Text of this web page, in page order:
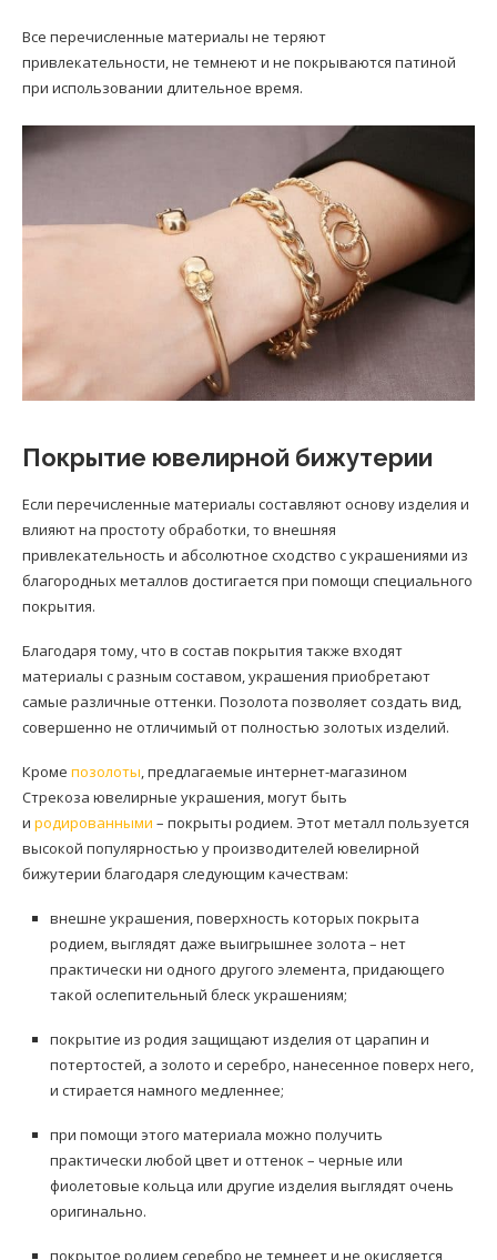
Все перечисленные материалы не теряют
привлекательности, не темнеют и не покрываются патиной
при использовании длительное время.
Покрытие ювелирной бижутерии
Если перечисленные материалы составляют основу изделия и
влияют на простоту обработки, то внешняя
привлекательность и абсолютное сходство с украшениями из
благородных металлов достигается при помощи специального
покрытия.
Благодаря тому, что в состав покрытия также входят
материалы с разным составом, украшения приобретают
самые различные оттенки. Позолота позволяет создать вид,
совершенно не отличимый от полностью золотых изделий.
Кроме позолоты, предлагаемые интернет-магазином
Стрекоза ювелирные украшения, могут быть
и родированными – покрыты родием. Этот металл пользуется
высокой популярностью у производителей ювелирной
бижутерии благодаря следующим качествам:
внешне украшения, поверхность которых покрыта
родием, выглядят даже выигрышнее золота – нет
практически ни одного другого элемента, придающего
такой ослепительный блеск украшениям;
покрытие из родия защищают изделия от царапин и
потертостей, а золото и серебро, нанесенное поверх него,
и стирается намного медленнее;
при помощи этого материала можно получить
практически любой цвет и оттенок – черные или
фиолетовые кольца или другие изделия выглядят очень
оригинально.
покрытое родием серебро не темнеет и не окисляется,